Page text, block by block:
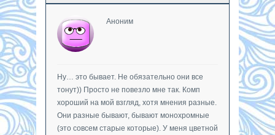
Аноним
Ну… это бывает. Не обязательно они все
тонут)) Просто не повезло мне так. Комп
хороший на мой взгляд, хотя мнения разные.
Они разные бывают, бывают монохромные
(это совсем старые которые). У меня цветной